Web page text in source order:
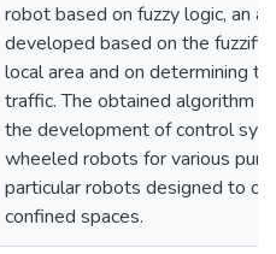
robot based on fuzzy logic, an
developed based on the
local area and on determining
traffic. The obtained algorithm
the development of control
wheeled robots for various
particular robots designed to
confined spaces.